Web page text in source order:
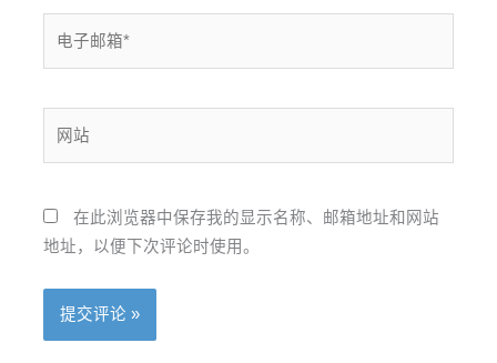
箱
在此浏览器中保存我的显示名称、邮箱地址和网站
地址，以便下次评论时使用。